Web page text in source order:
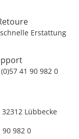
Erstattung
41 90 982 0
Lübbecke
90 982 0